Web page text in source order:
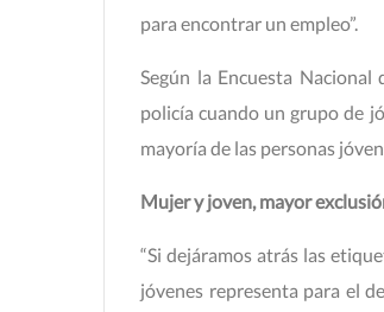
para encontrar un empleo”.
Según la Encuesta
policía cuando un grupo de
mayoría de las personas
Mujer y joven, mayor
“Si dejáramos atrás las
jóvenes representa para el